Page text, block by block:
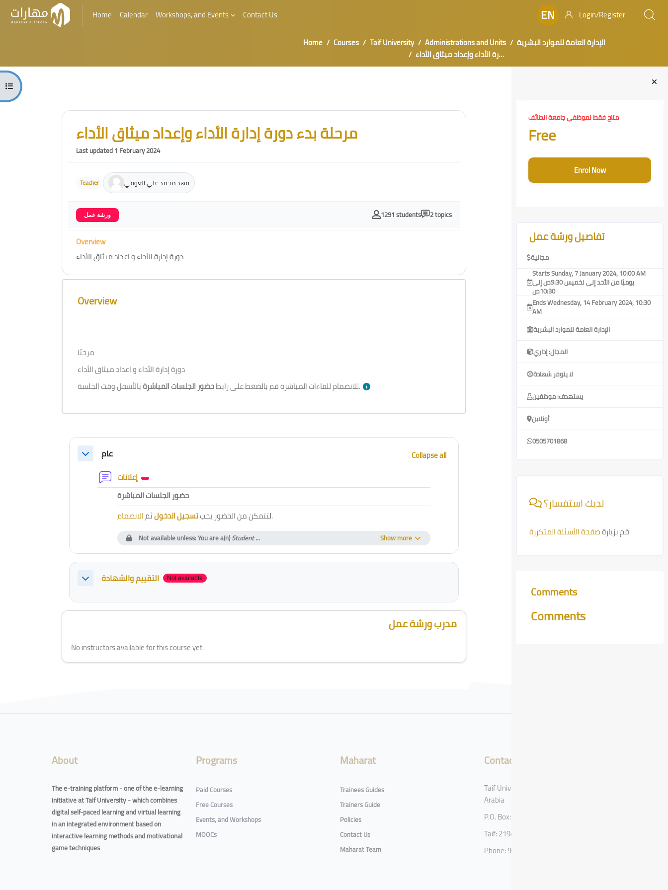
Home Calendar Workshops, and Events Contact Us EN
Login/Register
Home
Courses Taif University Administrations and Units
الإدارة العامة للموارد البشرية
مرحلة بدء دورة إدارة الأداء وإعداد ميثاق الأداء
Blocks
متاح فقط لموظفي جامعة الطائف
Free
Enrol Now
تفاصيل ورشة عمل
مجانية
Starts Sunday, 7 January 2024, 10:00 AM
يوميًا من الأحد إلى لخميس 9:30ص إلى
10:30ص
Ends Wednesday, 14 February 2024, 10:30
AM
الإدارة العامة للموارد البشرية
المجال: إداري
لا يتوفر شهادة
يستهدف: موظفين
أونلاين
0505701868
لديك استفسار؟
قم بزيارةصفحة الأسئلة المتكررة
Skip Comments
Comments
Comments
Open course index
Blocks
Skip [Cocoon] Course Intro
مرحلة بدء دورة إدارة الأداء وإعداد ميثاق الأداء
Last updated 1 February 2024
Teacher فهد محمد علي العوفي
ورشة عمل 1291 students 2 topics
Overview
دورة إدارة الأداء و اعداد ميثاق الأداء
Skip [Cocoon] Course Overview
Overview
مرحبًا
دورة إدارة الأداء و اعداد ميثاق الأداء
للانضمام للقاءات المباشرة قم بالضغط على رابطحضور الجلسات المباشرة بالأسفل وقت الجلسة.
Section outline
Collapseعام
Collapse all
إعلانات Forum
حضور الجلسات المباشرةExternal tool
لتتمكن من الحضور يجبتسجيل الدخولثمالانضمام .
Show more
Not available unless: You are a(n)Student...
Collapseالتقييم والشهادة Not available
Blocks
Skip [Cocoon] Course Instructor مدرب ورشة عمل
No instructors available for this course yet.
About
The e-training platform - one of the e-learning
initiative at Taif University - which combines
digital self-paced learning and virtual learning
in an integrated environment based on
interactive learning methods and motivational
game techniques
Programs
Paid Courses
Free Courses
Events, and Workshops
MOOCs
Maharat
Trainees Guides
Trainers Guide
Policies
Contact Us
Maharat Team
Contact
Taif University, Taif, Kingdom of Saudi
Arabia
P.O. Box: 11099
Taif: 21944
Phone: 920002122